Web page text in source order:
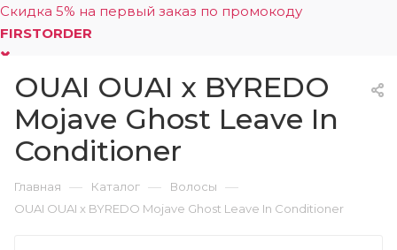
Скидка 5% на первый заказ по промокоду
FIRSTORDER
0
OUAI OUAI x BYREDO
Mojave Ghost Leave In
Conditioner
Главная — Каталог — Волосы —
OUAI OUAI x BYREDO Mojave Ghost Leave In Conditioner